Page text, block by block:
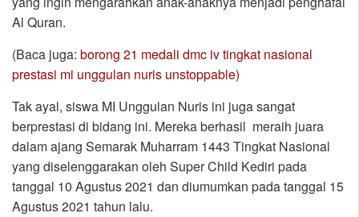
Al Quran.
(Baca juga: borong 21 medali dmc iv tingkat nasional
prestasi mi unggulan nuris unstoppable)
Tak ayal, siswa MI Unggulan Nuris ini juga sangat
berprestasi di bidang ini. Mereka berhasil meraih juara
dalam ajang Semarak Muharram 1443 Tingkat Nasional
yang diselenggarakan oleh Super Child Kediri pada
tanggal 10 Agustus 2021 dan diumumkan pada tanggal 15
Agustus 2021 tahun lalu.